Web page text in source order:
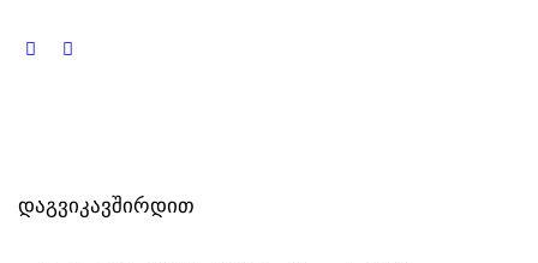
ᲓᲐᲒᲕᲘᲙᲐᲕᲨᲘᲠᲓᲘᲗ